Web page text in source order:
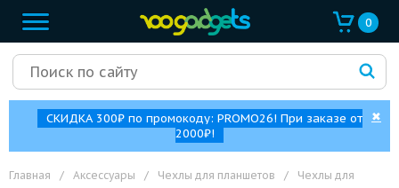
0
СКИДКА 300₽ по промокоду: PROMO26! При заказе от
2000₽!
✖
Главная / Аксессуары / Чехлы для планшетов /
Чехлы для